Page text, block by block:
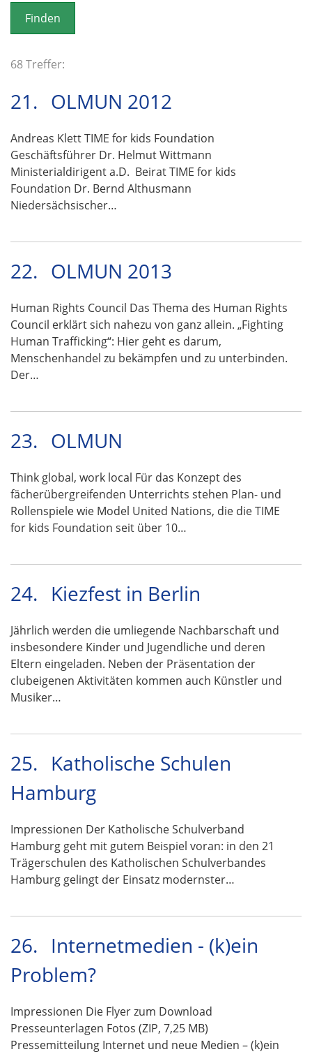
o
n
68 Treffer:
21. OLMUN 2012
Andreas Klett TIME for kids Foundation
Geschäftsführer Dr. Helmut Wittmann
Ministerialdirigent a.D. Beirat TIME for kids
Foundation Dr. Bernd Althusmann
Niedersächsischer…
22. OLMUN 2013
Human Rights Council Das Thema des Human Rights
Council erklärt sich nahezu von ganz allein. „Fighting
Human Trafficking“: Hier geht es darum,
Menschenhandel zu bekämpfen und zu unterbinden.
Der…
23. OLMUN
Think global, work local Für das Konzept des
fächerübergreifenden Unterrichts stehen Plan- und
Rollenspiele wie Model United Nations, die die TIME
for kids Foundation seit über 10…
24. Kiezfest in Berlin
Jährlich werden die umliegende Nachbarschaft und
insbesondere Kinder und Jugendliche und deren
Eltern eingeladen. Neben der Präsentation der
clubeigenen Aktivitäten kommen auch Künstler und
Musiker…
25. Katholische Schulen
Hamburg
Impressionen Der Katholische Schulverband
Hamburg geht mit gutem Beispiel voran: in den 21
Trägerschulen des Katholischen Schulverbandes
Hamburg gelingt der Einsatz modernster…
26. Internetmedien - (k)ein
Problem?
Impressionen Die Flyer zum Download
Presseunterlagen Fotos (ZIP, 7,25 MB)
Pressemitteilung Internet und neue Medien – (k)ein